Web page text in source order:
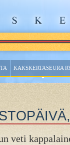
KAKSKERTASEURA
veti